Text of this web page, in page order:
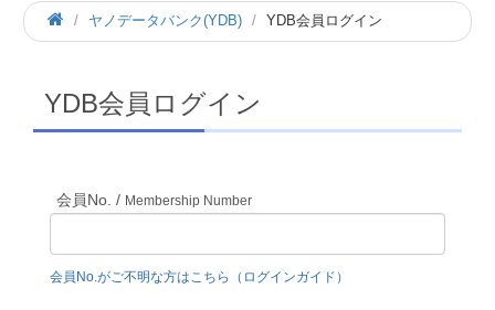
ホ
ー
ヤノデータバンク(YDB) YDB会員ログイン
YDB会員ログイン
会員No. / Membership Number
会員No.がご不明な方はこちら（ログインガイド）